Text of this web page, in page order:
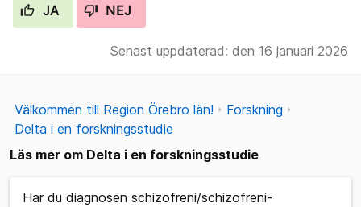
JA NEJ
Senast uppdaterad: den 16 januari 2026
Välkommen till Region Örebro län!
Forskning
Delta i en forskningsstudie
Läs mer om Delta i en forskningsstudie
Har du diagnosen schizofreni/schizofreni-